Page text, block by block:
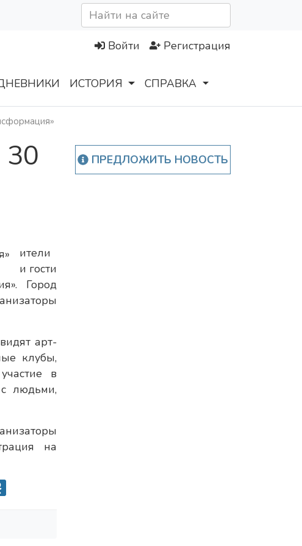
Войти Регистрация
ИСТОРИЯ СПРАВКА
30
ители
и гости
Город
арт-
клубы,
в
с людьми,
на
ПРЕДЛОЖИТЬ НОВОСТЬ